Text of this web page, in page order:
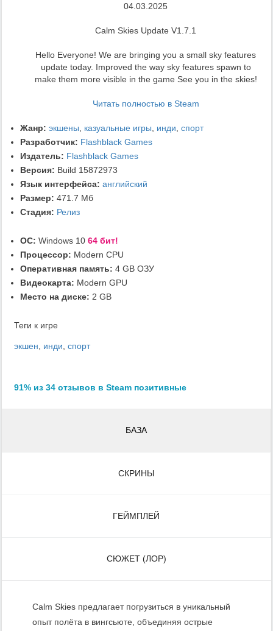
04.03.2025
Calm Skies Update V1.7.1
Hello Everyone! We are bringing you a small sky features
update today. Improved the way sky features spawn to
make them more visible in the game See you in the skies!
Читать полностью в Steam
Жанр: экшены казуальные игры инди спорт
Разработчик: Flashblack Games
Издатель: Flashblack Games
Версия: Build 15872973
Язык интерфейса: английский
Размер: 471.7 Мб
Стадия: Релиз
ОС: Windows 10 64 бит!
Процессор: Modern CPU
Оперативная память: 4 GB ОЗУ
Видеокарта: Modern GPU
Место на диске: 2 GB
Теги к игре
экшен инди спорт
91% из 34 отзывов в Steam позитивные
БАЗА
СКРИНЫ
ГЕЙМПЛЕЙ
СЮЖЕТ (ЛОР)
Calm Skies предлагает погрузиться в уникальный
опыт полёта в вингсьюте, объединяя острые